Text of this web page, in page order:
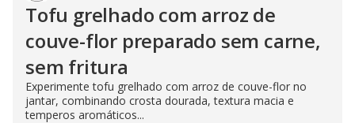
Tofu grelhado com arroz de
couve-flor preparado sem carne,
sem fritura
Experimente tofu grelhado com arroz de couve-flor no
jantar, combinando crosta dourada, textura macia e
temperos aromáticos...